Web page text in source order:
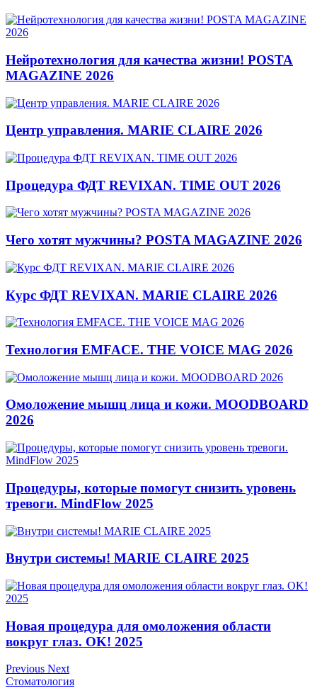
Нейротехнология для качества жизни! POSTA
MAGAZINE 2026
Центр управления. MARIE CLAIRE 2026
Процедура ФДТ REVIXAN. TIME OUT 2026
Чего хотят мужчины? POSTA MAGAZINE 2026
Курс ФДТ REVIXAN. MARIE CLAIRE 2026
Технология EMFACE. THE VOICE MAG 2026
Омоложение мышц лица и кожи. MOODBOARD
2026
Процедуры, которые помогут снизить уровень
тревоги. MindFlow 2025
Внутри системы! MARIE CLAIRE 2025
Новая процедура для омоложения области
вокруг глаз. OK! 2025
Previous Next
Стоматология